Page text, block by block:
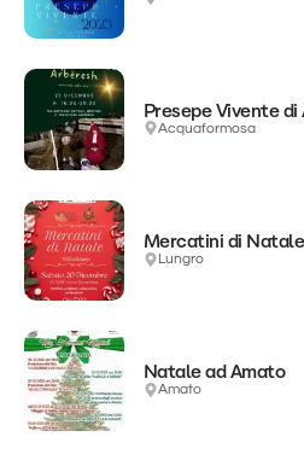
Presepe Vivente
Acquaformosa
Mercatini di
Lungro
Natale ad Amato
Amato